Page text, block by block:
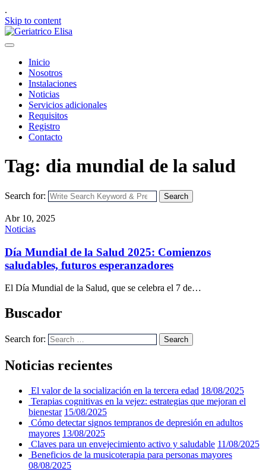
.
Skip to content
Inicio
Nosotros
Instalaciones
Noticias
Servicios adicionales
Requisitos
Registro
Contacto
Tag: dia mundial de la salud
Search for: Search
Abr 10, 2025
Noticias
Día Mundial de la Salud 2025: Comienzos
saludables, futuros esperanzadores
El Día Mundial de la Salud, que se celebra el 7 de…
Buscador
Search for: Search
Noticias recientes
El valor de la socialización en la tercera edad 18/08/2025
Terapias cognitivas en la vejez: estrategias que mejoran el
bienestar 15/08/2025
Cómo detectar signos tempranos de depresión en adultos
mayores 13/08/2025
Claves para un envejecimiento activo y saludable 11/08/2025
Beneficios de la musicoterapia para personas mayores
08/08/2025